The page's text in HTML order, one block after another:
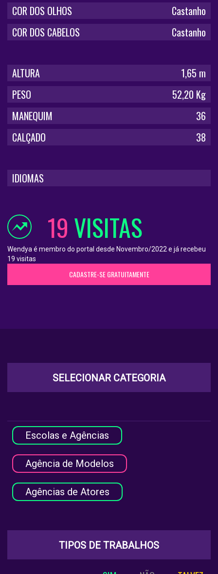
COR DOS OLHOS
Castanho
COR DOS CABELOS
Castanho
ALTURA
1,65 m
PESO
52,20 Kg
MANEQUIM
36
CALÇADO
38
IDIOMAS
19 VISITAS
Wendya é membro do portal desde Novembro/2022 e já recebeu
19 visitas
CADASTRE-SE GRATUITAMENTE
SELECIONAR CATEGORIA
Escolas e Agências
Agência de Modelos
Agências de Atores
TIPOS DE TRABALHOS